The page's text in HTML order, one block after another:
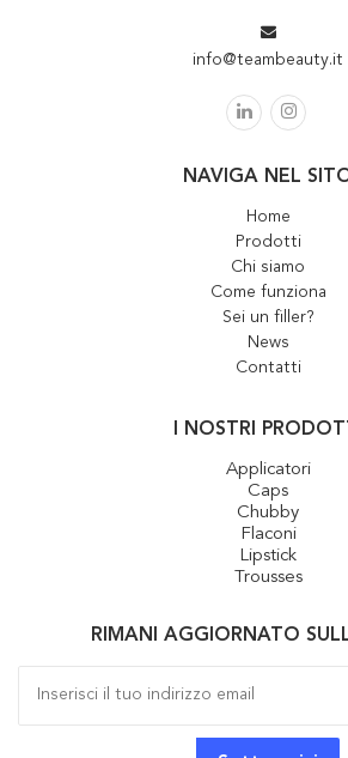
info@teambeauty.it
NAVIGA NEL
Home
Prodotti
Chi siamo
Come funziona
Sei un filler?
News
Contatti
I NOSTRI
Applicatori
Caps
Chubby
Flaconi
Lipstick
Trousses
RIMANI AGGIORNATO